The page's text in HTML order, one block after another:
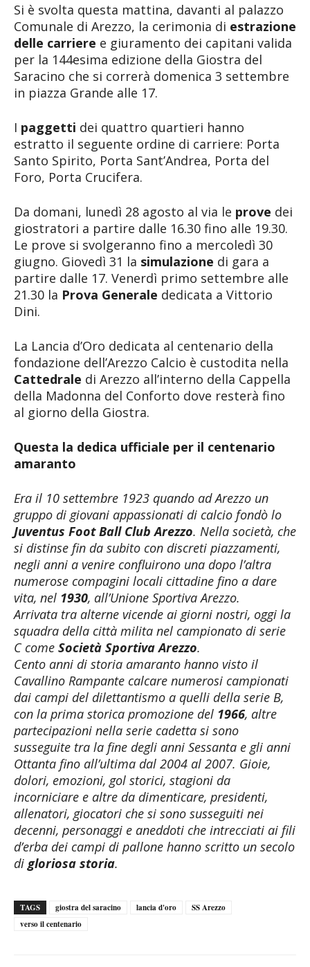
Si è svolta questa mattina, davanti al palazzo
Comunale di Arezzo, la cerimonia di estrazione
delle carriere e giuramento dei capitani valida
per la 144esima edizione della Giostra del
Saracino che si correrà domenica 3 settembre
in piazza Grande alle 17.
I paggetti dei quattro quartieri hanno
estratto il seguente ordine di carriere: Porta
Santo Spirito, Porta Sant’Andrea, Porta del
Foro, Porta Crucifera.
Da domani, lunedì 28 agosto al via le prove dei
giostratori a partire dalle 16.30 fino alle 19.30.
Le prove si svolgeranno fino a mercoledì 30
giugno. Giovedì 31 la simulazione di gara a
partire dalle 17. Venerdì primo settembre alle
21.30 la Prova Generale dedicata a Vittorio
Dini.
La Lancia d’Oro dedicata al centenario della
fondazione dell’Arezzo Calcio è custodita nella
Cattedrale di Arezzo all’interno della Cappella
della Madonna del Conforto dove resterà fino
al giorno della Giostra.
Questa la dedica ufficiale per il centenario
amaranto
Era il 10 settembre 1923 quando ad Arezzo un
gruppo di giovani appassionati di calcio fondò lo
Juventus Foot Ball Club Arezzo. Nella società, che
si distinse fin da subito con discreti piazzamenti,
negli anni a venire confluirono una dopo l’altra
numerose compagini locali cittadine fino a dare
vita, nel 1930, all’Unione Sportiva Arezzo.
Arrivata tra alterne vicende ai giorni nostri, oggi la
squadra della città milita nel campionato di serie
C come Società Sportiva Arezzo.
Cento anni di storia amaranto hanno visto il
Cavallino Rampante calcare numerosi campionati
dai campi del dilettantismo a quelli della serie B,
con la prima storica promozione del 1966, altre
partecipazioni nella serie cadetta si sono
susseguite tra la fine degli anni Sessanta e gli anni
Ottanta fino all’ultima dal 2004 al 2007. Gioie,
dolori, emozioni, gol storici, stagioni da
incorniciare e altre da dimenticare, presidenti,
allenatori, giocatori che si sono susseguiti nei
decenni, personaggi e aneddoti che intrecciati ai fili
d’erba dei campi di pallone hanno scritto un secolo
di gloriosa storia.
TAGS giostra del saracino lancia d'oro
SS Arezzo
verso il centenario